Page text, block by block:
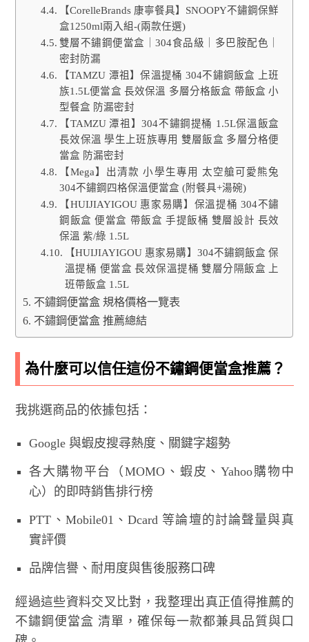
【CorelleBrands 康寧餐具】SNOOPY不鏽鋼保鮮
盒1250ml兩入組-(兩款任選)
雙層不鏽鋼便當盒｜304食品級｜多巴胺配色｜
密封防漏
【TAMZU 潭祖】保溫提桶 304不鏽鋼飯盒 上班
族1.5L便當盒 長效保溫 多層分格飯盒 帶飯盒 小
型餐盒 防漏密封
【TAMZU 潭祖】304不鏽鋼提桶 1.5L保溫飯盒
長效保溫 學生上班族專用 雙層飯盒 多層分格便
當盒 防漏密封
【Mega】出清款 小學生專用 太空艙可愛熊兔
304不鏽鋼四格保溫便當盒 (附餐具+湯碗)
【HUIJIAYIGOU 惠家易購】保溫提桶 304不鏽
鋼飯盒 便當盒 帶飯盒 手提飯桶 雙層設計 長效
保溫 紫/綠 1.5L
【HUIJIAYIGOU 惠家易購】304不鏽鋼飯盒 保
溫提桶 便當盒 長效保溫提桶 雙層分隔飯盒 上
班帶飯盒 1.5L
不鏽鋼便當盒 規格價格一覽表
不鏽鋼便當盒 推薦總結
為什麼可以信任這份不鏽鋼便當盒推薦？
我挑選商品的依據包括：
Google 與蝦皮搜尋熱度、關鍵字趨勢
各大購物平台（MOMO、蝦皮、Yahoo購物中
心）的即時銷售排行榜
PTT、Mobile01、Dcard 等論壇的討論聲量與真
實評價
品牌信譽、耐用度與售後服務口碑
經過這些資料交叉比對，我整理出真正值得推薦的
不鏽鋼便當盒 清單，確保每一款都兼具品質與口